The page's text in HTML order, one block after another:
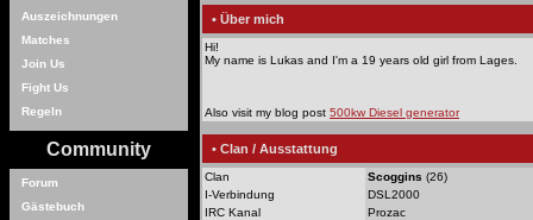
Auszeichnungen
Matches
Join Us
Fight Us
Regeln
Community
Forum
Gästebuch
• Über mich
Hi!
My name is Lukas and I'm a 19 years old girl from Lages.
Also visit my blog post 500kw Diesel generator
• Clan / Ausstattung
Clan Scoggins (26)
I-Verbindung
DSL2000
IRC Kanal
Prozac